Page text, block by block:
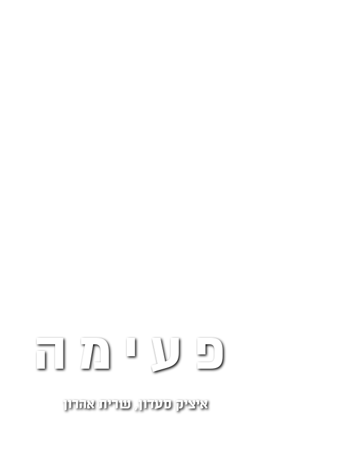
פעימה
איציק סעדון, שרית אהרון